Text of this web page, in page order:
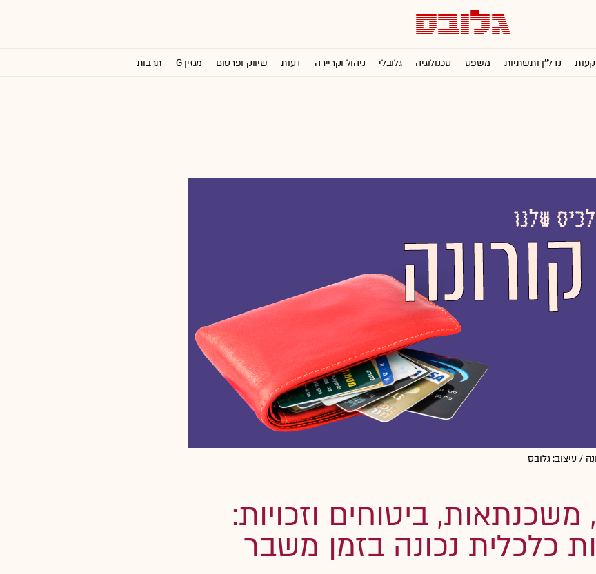
נדל''ן ותשתיות משפט טכנולוגיה גלובלי ניהול וקריירה דעות שיווק ופרסום מגזין G תרבות
/ עיצוב: גלובס
משכנתאות, ביטוחים וזכויות:
כלכלית נכונה בזמן משבר